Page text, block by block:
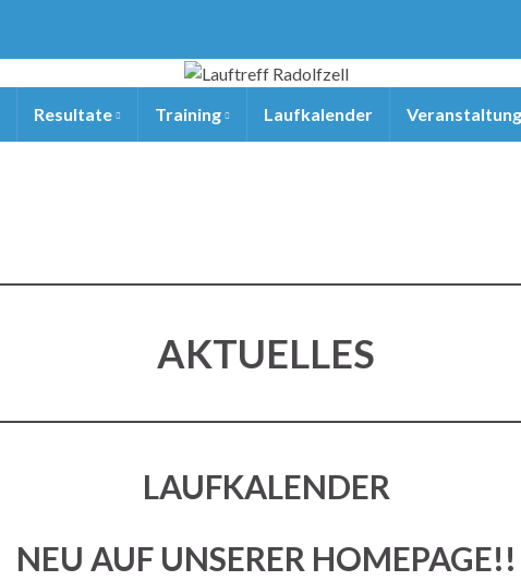
Resultate Training Laufkalender
AKTUELLES
LAUFKALENDER
NEU AUF UNSERER HOMEPAGE!!